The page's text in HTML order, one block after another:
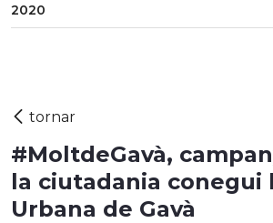
2020
#MoltdeGavà,
la ciutadania conegui
Urbana de Gavà